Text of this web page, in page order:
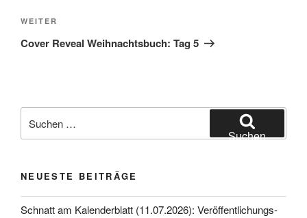
Nächster
Beitrag
WEITER
Cover Reveal Weihnachtsbuch: Tag 5
nach:
Suchen
NEUESTE BEITRÄGE
Schnatt am Kalenderblatt (11.07.2026): Veröffentlichungs-